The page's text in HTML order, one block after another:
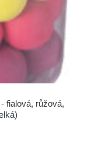
fialová, růžová,